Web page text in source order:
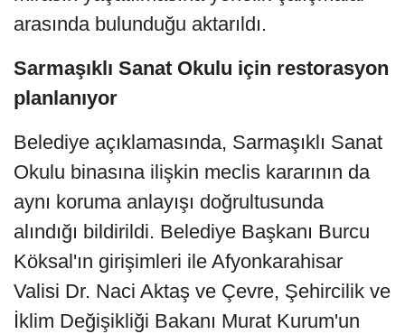
arasında bulunduğu aktarıldı.
Sarmaşıklı Sanat Okulu için restorasyon
planlanıyor
Belediye açıklamasında, Sarmaşıklı Sanat
Okulu binasına ilişkin meclis kararının da
aynı koruma anlayışı doğrultusunda
alındığı bildirildi. Belediye Başkanı Burcu
Köksal'ın girişimleri ile Afyonkarahisar
Valisi Dr. Naci Aktaş ve Çevre, Şehircilik ve
İklim Değişikliği Bakanı Murat Kurum'un